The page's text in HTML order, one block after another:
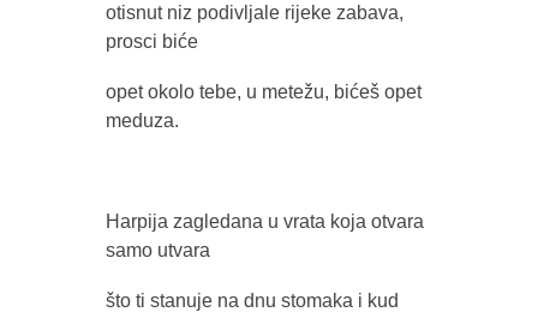
otisnut niz podivljale rijeke zabava,
prosci biće
opet okolo tebe, u metežu, bićeš opet
meduza.
Harpija zagledana u vrata koja otvara
samo utvara
što ti stanuje na dnu stomaka i kud